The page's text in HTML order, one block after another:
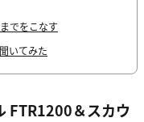
でをこなす
いてみた
FTR1200＆スカウ